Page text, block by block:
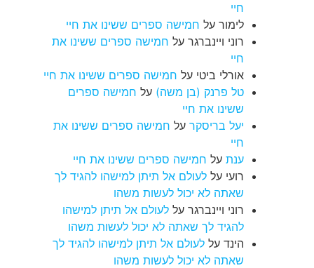
חיי
לימור על חמישה ספרים ששינו את חיי
רוני ויינברגר על חמישה ספרים ששינו את
חיי
אורלי ביטי על חמישה ספרים ששינו את חיי
טל פרנק (בן משה) על חמישה ספרים
ששינו את חיי
יעל בריסקר על חמישה ספרים ששינו את
חיי
ענת על חמישה ספרים ששינו את חיי
רועי על לעולם אל תיתן למישהו להגיד לך
שאתה לא יכול לעשות משהו
רוני ויינברגר על לעולם אל תיתן למישהו
להגיד לך שאתה לא יכול לעשות משהו
הינד על לעולם אל תיתן למישהו להגיד לך
שאתה לא יכול לעשות משהו